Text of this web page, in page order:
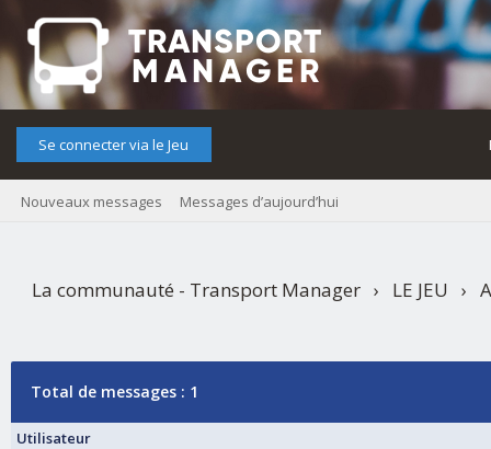
Se connecter via le Jeu
Nouveaux messages Messages d’aujourd’hui
La communauté - Transport Manager › LE JEU ›
Total de messages : 1
Utilisateur